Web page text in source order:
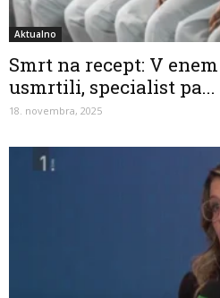
Aktualno
Smrt na recept: V
usmrtili, specialist pa...
18. novembra, 2025